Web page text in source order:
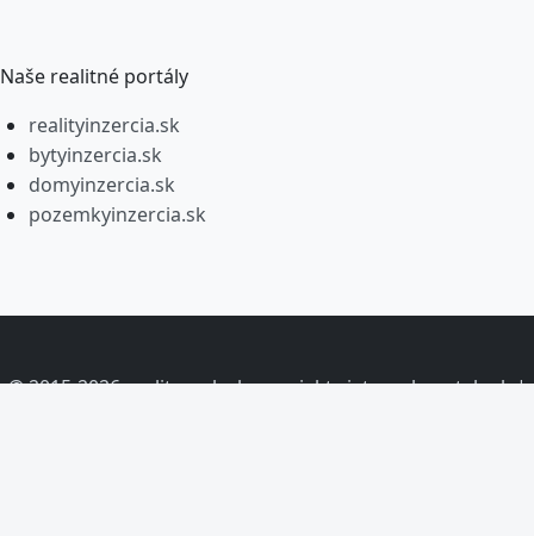
Naše realitné portály
realityinzercia.sk
bytyinzercia.sk
domyinzercia.sk
pozemkyinzercia.sk
© 2015-2026 realitypark.sk – projekt siete webportaly.sk |